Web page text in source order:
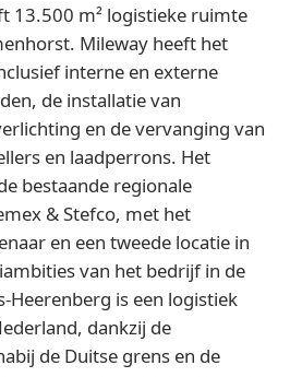
13.500 m² logistieke ruimte
Mileway heeft het
interne en externe
de installatie van
en de vervanging van
en laadperrons. Het
bestaande regionale
& Stefco, met het
en een tweede locatie in
van het bedrijf in de
Heerenberg is een logistiek
dankzij de
de Duitse grens en de